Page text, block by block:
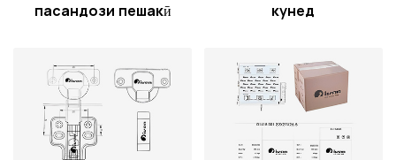
пасандози пешакӣ
кунед